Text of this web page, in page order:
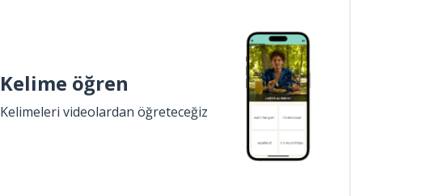
Kelime öğren
Kelimeleri videolardan öğreteceğiz